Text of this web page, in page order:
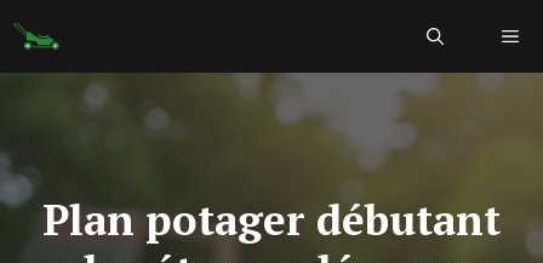
au
Plan potager débutant